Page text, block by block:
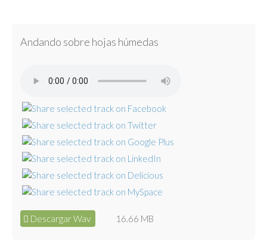
Andando sobre hojas húmedas
Descargar Wav 16.66 MB